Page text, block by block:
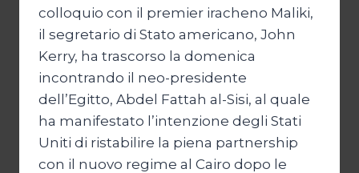
colloquio con il premier iracheno Maliki,
il segretario di Stato americano, John
Kerry, ha trascorso la domenica
incontrando il neo-presidente
dell’Egitto, Abdel Fattah al-Sisi, al quale
ha manifestato l’intenzione degli Stati
Uniti di ristabilire la piena partnership
con il nuovo regime al Cairo dopo le